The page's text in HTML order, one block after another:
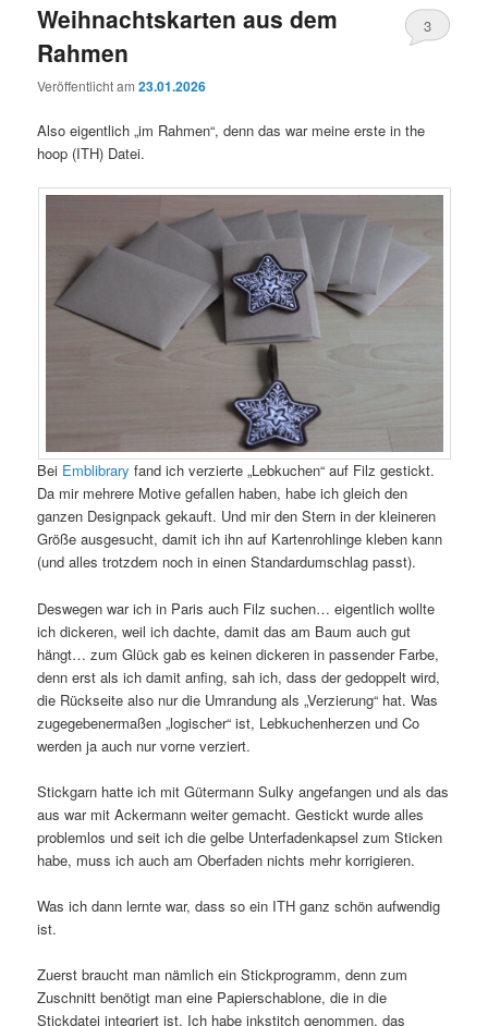
Weihnachtskarten aus dem
Rahmen
Veröffentlicht am23.01.2026
3
Also eigentlich „im Rahmen“, denn das war meine erste in the
hoop (ITH) Datei.
Bei Emblibrary fand ich verzierte „Lebkuchen“ auf Filz gestickt.
Da mir mehrere Motive gefallen haben, habe ich gleich den
ganzen Designpack gekauft. Und mir den Stern in der kleineren
Größe ausgesucht, damit ich ihn auf Kartenrohlinge kleben kann
(und alles trotzdem noch in einen Standardumschlag passt).
Deswegen war ich in Paris auch Filz suchen… eigentlich wollte
ich dickeren, weil ich dachte, damit das am Baum auch gut
hängt… zum Glück gab es keinen dickeren in passender Farbe,
denn erst als ich damit anfing, sah ich, dass der gedoppelt wird,
die Rückseite also nur die Umrandung als „Verzierung“ hat. Was
zugegebenermaßen „logischer“ ist, Lebkuchenherzen und Co
werden ja auch nur vorne verziert.
Stickgarn hatte ich mit Gütermann Sulky angefangen und als das
aus war mit Ackermann weiter gemacht. Gestickt wurde alles
problemlos und seit ich die gelbe Unterfadenkapsel zum Sticken
habe, muss ich auch am Oberfaden nichts mehr korrigieren.
Was ich dann lernte war, dass so ein ITH ganz schön aufwendig
ist.
Zuerst braucht man nämlich ein Stickprogramm, denn zum
Zuschnitt benötigt man eine Papierschablone, die in die
Stickdatei integriert ist. Ich habe inkstitch genommen, das